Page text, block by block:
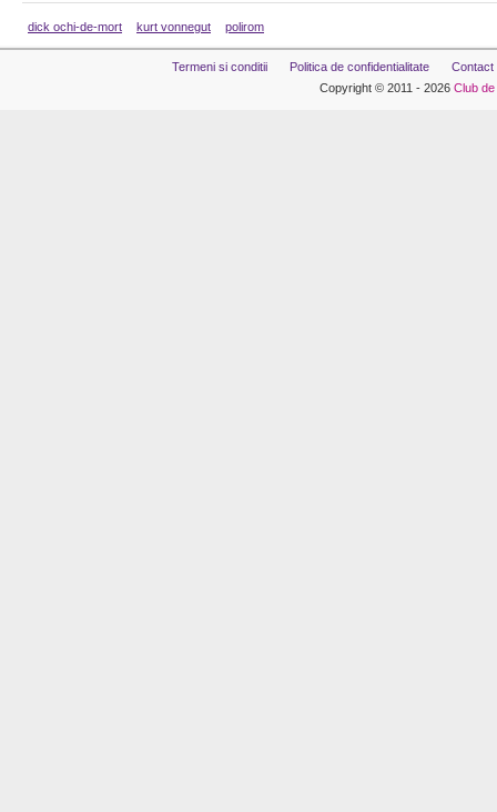
dick ochi-de-mort kurt vonnegut polirom
Termeni si conditii Politica de confidentialitate
Contact
Copyright © 2011 - 2026 Club